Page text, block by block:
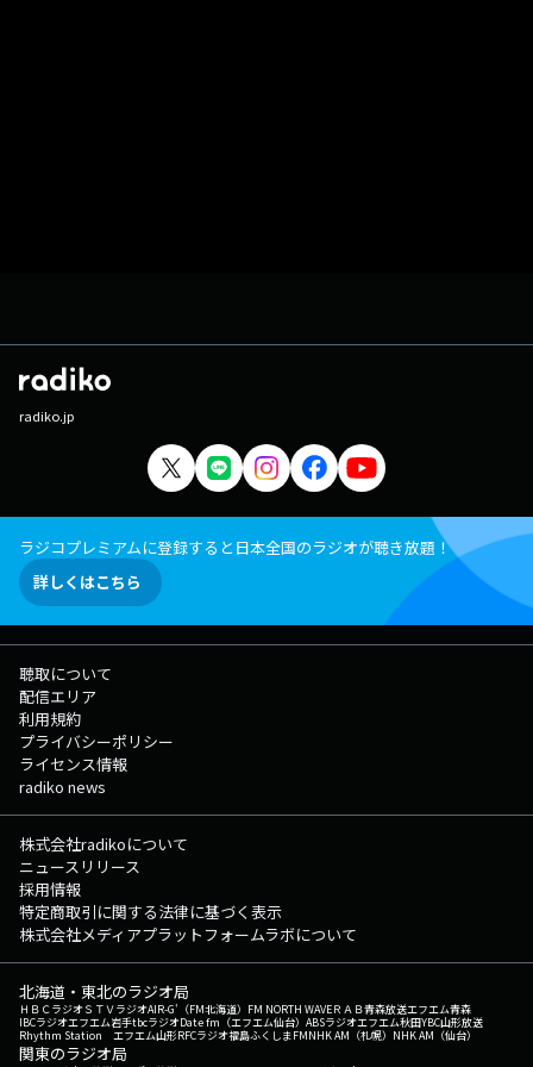
radiko.jp
ラジコプレミアムに登録すると日本全国のラジオが聴き放題！
詳しくはこちら
聴取について
配信エリア
利用規約
プライバシーポリシー
ライセンス情報
radiko news
株式会社radikoについて
ニュースリリース
採用情報
特定商取引に関する法律に基づく表示
株式会社メディアプラットフォームラボについて
北海道・東北のラジオ局
ＨＢＣラジオＳＴＶラジオAIR-G'（FM北海道） FM NORTH WAVEＲＡＢ青森放送エフエム青森
IBCラジオエフエム岩手tbcラジオDate fm（エフエム仙台） ABSラジオエフエム秋田YBC山形放送
Rhythm Station エフエム山形RFCラジオ福島ふくしまFMNHK AM（札幌） NHK AM（仙台）
関東のラジオ局